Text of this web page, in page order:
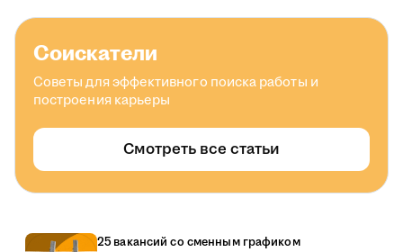
Соискатели
Советы для эффективного поиска работы и
построения карьеры
Смотреть все статьи
25 вакансий со сменным графиком